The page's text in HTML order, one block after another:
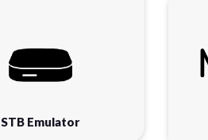
STB Emulator